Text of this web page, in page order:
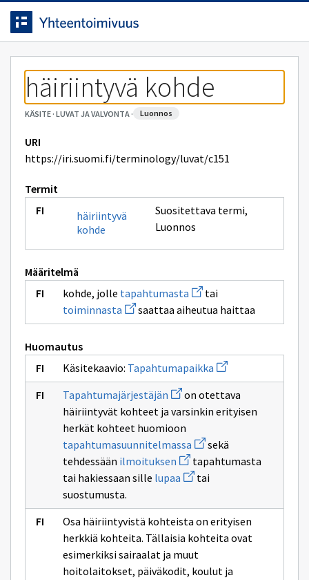
Siirrytty
sivulle
Siirry suoraan sisältöön.
häiriintyvä kohde
KÄSITE· LUVAT JA VALVONTA· luonnos
URI
https://iri.suomi.fi/terminology/luvat/c151
Termit
häiriintyvä
kohde
Suositettava termi,
Luonnos
Määritelmä
kohde, jolle tapahtumasta Avaa
uuden
ikkunan
sivulle
tai
toiminnasta Avaa
uuden
ikkunan
saattaa aiheutua haittaa
Huomautus
Käsitekaavio: Tapahtumapaikka Avaa
uuden
ikkunan
sivulle
Tapahtumapaikka
Tapahtumajärjestäjän Avaa
uuden
ikkunan
sivulle
Tapahtumajärjestäjän
on otettava
häiriintyvät kohteet ja varsinkin erityisen
herkät kohteet huomioon
tapahtumasuunnitelmassa Avaa
uuden
ikkunan
sivulle
sekä
tehdessään ilmoituksen Avaa
uuden
ikkunan
tapahtumasta
tai hakiessaan sille lupaa Avaa
uuden
sivulle
lupaa
tai
suostumusta.
Osa häiriintyvistä kohteista on erityisen
herkkiä kohteita. Tällaisia kohteita ovat
esimerkiksi sairaalat ja muut
hoitolaitokset, päiväkodit, koulut ja